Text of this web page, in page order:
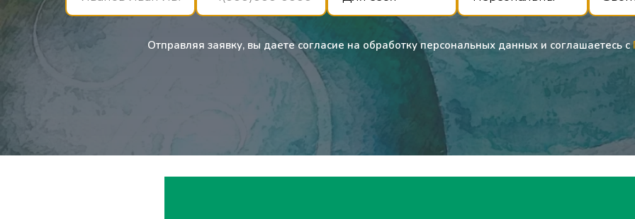
Отправляя заявку, вы даете согласие на обработку персональных данных и соглашаетесь c